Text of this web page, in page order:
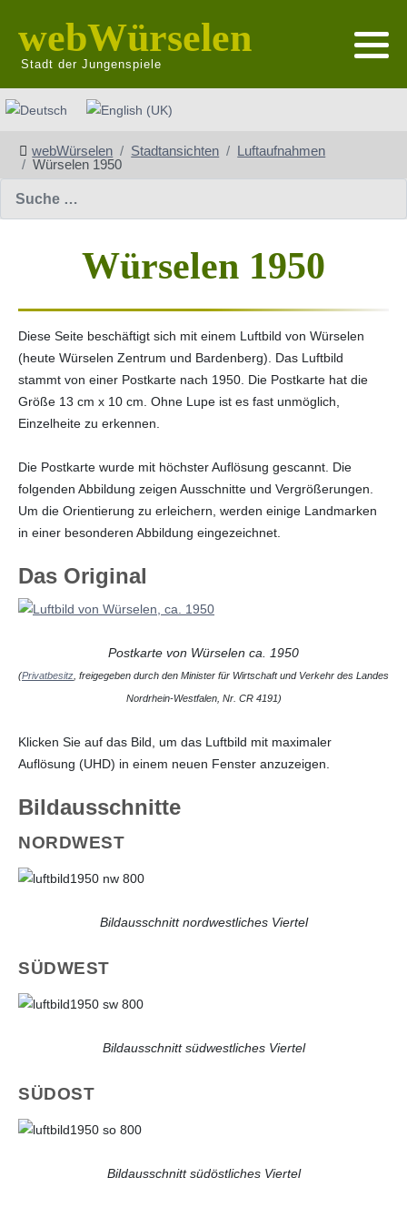
webWürselen
Stadt der Jungenspiele
Sprache auswählen
webWürselen Stadtansichten
Luftaufnahmen
Würselen 1950
Würselen 1950
Diese Seite beschäftigt sich mit einem Luftbild von Würselen
(heute Würselen Zentrum und Bardenberg). Das Luftbild
stammt von einer Postkarte nach 1950. Die Postkarte hat die
Größe 13 cm x 10 cm. Ohne Lupe ist es fast unmöglich,
Einzelheite zu erkennen.
Die Postkarte wurde mit höchster Auflösung gescannt. Die
folgenden Abbildung zeigen Ausschnitte und Vergrößerungen.
Um die Orientierung zu erleichern, werden einige Landmarken
in einer besonderen Abbildung eingezeichnet.
Das Original
Postkarte von Würselen ca. 1950
(Privatbesitz , freigegeben durch den Minister für Wirtschaft und Verkehr des Landes
Nordrhein-Westfalen, Nr. CR 4191)
Klicken Sie auf das Bild, um das Luftbild mit maximaler
Auflösung (UHD) in einem neuen Fenster anzuzeigen.
Bildausschnitte
NORDWEST
Bildausschnitt nordwestliches Viertel
SÜDWEST
Bildausschnitt südwestliches Viertel
SÜDOST
Bildausschnitt südöstliches Viertel